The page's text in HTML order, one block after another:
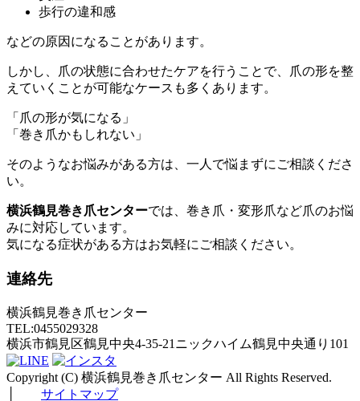
歩行の違和感
などの原因になることがあります。
しかし、爪の状態に合わせたケアを行うことで、爪の形を整
えていくことが可能なケースも多くあります。
「爪の形が気になる」
「巻き爪かもしれない」
そのようなお悩みがある方は、一人で悩まずにご相談くださ
い。
横浜鶴見巻き爪センターでは、巻き爪・変形爪など爪のお悩
みに対応しています。
気になる症状がある方はお気軽にご相談ください。
連絡先
横浜鶴見巻き爪センター
TEL:0455029328
横浜市鶴見区鶴見中央4-35-21ニックハイム鶴見中央通り101
Copyright (C) 横浜鶴見巻き爪センター All Rights Reserved.
サイトマップ